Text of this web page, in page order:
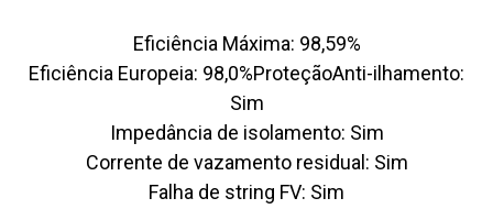
Eficiência Máxima: 98,59%
Eficiência Europeia: 98,0%ProteçãoAnti-ilhamento:
Sim
Impedância de isolamento: Sim
Corrente de vazamento residual: Sim
Falha de string FV: Sim